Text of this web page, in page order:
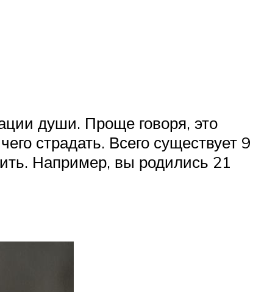
души. Проще говоря, это
страдать. Всего существует 9
Например, вы родились 21